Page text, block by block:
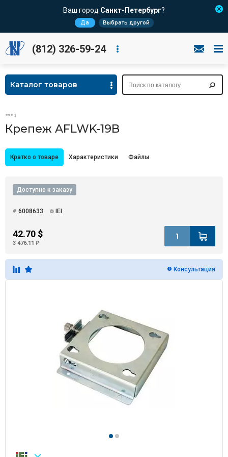
Ваш город Санкт-Петербург?
Да Выбрать другой
(812) 326-59-24
Каталог товаров
Крепеж AFLWK-19B
Кратко о товаре Характеристики Файлы
Доступно к заказу
6008633 IEI
42.70 $
3 476.11 ₽
Консультация